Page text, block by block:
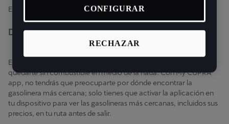
Esta función te ofrece lo siguiente:
Disfruta de un viaje sin preocupaciones
En los viajes largos, una de las típicas preocupaciones es
quedarte sin combustible en medio de la nada. Con My CUPRA
app, no tendrás que preocuparte por dónde encontrar la
gasolinera más cercana; solo tienes que activar la aplicación en
tu dispositivo para ver las gasolineras más cercanas, incluidos sus
precios, en tu ruta antes de salir.
RECHAZAR
CONFIGURAR